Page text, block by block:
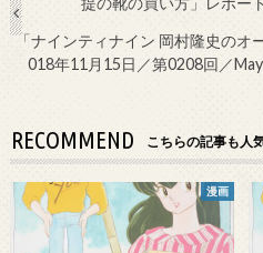
「ナインティナイン 岡村隆史のオ
018年11月15日／第0208回／
RECOMMEND こちらの記事も人
漫画